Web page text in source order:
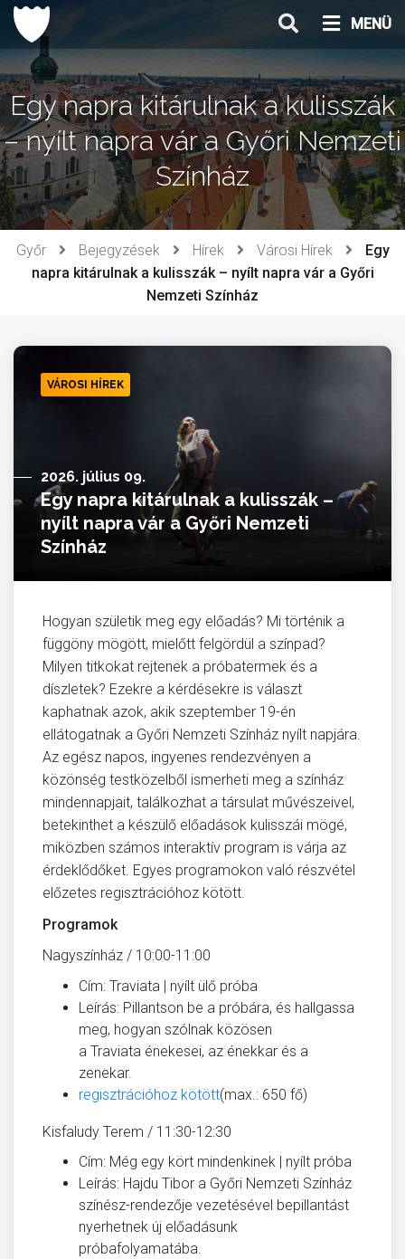
Ugrás
tartalomhoz
MENÜ
Egy napra kitárulnak a kulisszák
– nyílt napra vár a Győri Nemzeti
Színház
Győr Bejegyzések Hírek Városi Hírek
Egy
napra kitárulnak a kulisszák – nyílt napra vár a Győri
Nemzeti Színház
VÁROSI HÍREK
2026. július 09.
Egy napra kitárulnak a kulisszák –
nyílt napra vár a Győri Nemzeti
Színház
Hogyan születik meg egy előadás? Mi történik a
függöny mögött, mielőtt felgördül a színpad?
Milyen titkokat rejtenek a próbatermek és a
díszletek? Ezekre a kérdésekre is választ
kaphatnak azok, akik szeptember 19-én
ellátogatnak a Győri Nemzeti Színház nyílt napjára.
Az egész napos, ingyenes rendezvényen a
közönség testközelből ismerheti meg a színház
mindennapjait, találkozhat a társulat művészeivel,
betekinthet a készülő előadások kulisszái mögé,
miközben számos interaktív program is várja az
érdeklődőket. Egyes programokon való részvétel
előzetes regisztrációhoz kötött.
Programok
Nagyszínház / 10:00-11:00
Cím: Traviata | nyílt ülő próba
Leírás: Pillantson be a próbára, és hallgassa
meg, hogyan szólnak közösen
a Traviata énekesei, az énekkar és a
zenekar.
regisztrációhoz kötött(max.: 650 fő)
Kisfaludy Terem / 11:30-12:30
Cím: Még egy kört mindenkinek | nyílt próba
Leírás: Hajdu Tibor a Győri Nemzeti Színház
színész-rendezője vezetésével bepillantást
nyerhetnek új előadásunk
próbafolyamatába.